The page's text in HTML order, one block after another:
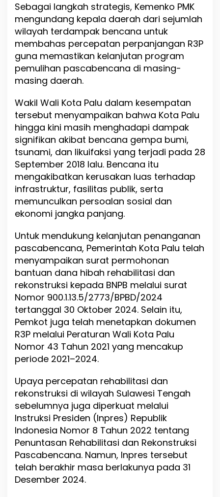
l
i
a
n
P
a
s
b
e
n
c
a
n
a
Sebagai langkah strategis, Kemenko PMK
mengundang kepala daerah dari sejumlah
wilayah terdampak bencana untuk
membahas percepatan perpanjangan R3P
guna memastikan kelanjutan program
pemulihan pascabencana di masing-
masing daerah.
Wakil Wali Kota Palu dalam kesempatan
tersebut menyampaikan bahwa Kota Palu
hingga kini masih menghadapi dampak
signifikan akibat bencana gempa bumi,
tsunami, dan likuifaksi yang terjadi pada 28
September 2018 lalu. Bencana itu
mengakibatkan kerusakan luas terhadap
infrastruktur, fasilitas publik, serta
memunculkan persoalan sosial dan
ekonomi jangka panjang.
Untuk mendukung kelanjutan penanganan
pascabencana, Pemerintah Kota Palu telah
menyampaikan surat permohonan
bantuan dana hibah rehabilitasi dan
rekonstruksi kepada BNPB melalui surat
Nomor 900.1.13.5/2773/BPBD/2024
tertanggal 30 Oktober 2024. Selain itu,
Pemkot juga telah menetapkan dokumen
R3P melalui Peraturan Wali Kota Palu
Nomor 43 Tahun 2021 yang mencakup
periode 2021–2024.
Upaya percepatan rehabilitasi dan
rekonstruksi di wilayah Sulawesi Tengah
sebelumnya juga diperkuat melalui
Instruksi Presiden (Inpres) Republik
Indonesia Nomor 8 Tahun 2022 tentang
Penuntasan Rehabilitasi dan Rekonstruksi
Pascabencana. Namun, Inpres tersebut
telah berakhir masa berlakunya pada 31
Desember 2024.